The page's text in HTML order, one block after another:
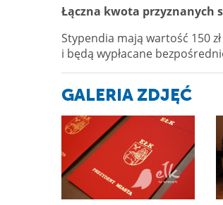
Łączna kwota przyznanych
Stypendia mają wartość 150 zł
i będą wypłacane
GALERIA ZDJĘĆ